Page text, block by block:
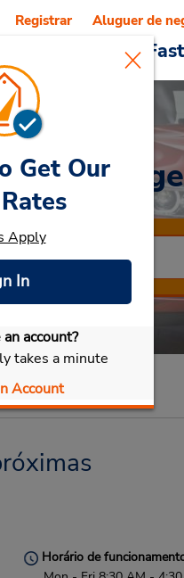
e serviços
Registrar Aluguer de
meu carro
Get Our
Apply
In
account?
takes a minute
Account
Horário de